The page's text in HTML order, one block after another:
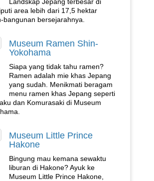
area lebih dari 17,5 hektar
bersejarahnya.
Museum Ramen Shin-
Yokohama
Siapa yang tidak tahu ramen?
Ramen adalah mie khas Jepang
yang sudah. Menikmati beragam
menu ramen khas Jepang seperti
dan Komurasaki di Museum
Museum Little Prince
Hakone
Bingung mau kemana sewaktu
liburan di Hakone? Ayuk ke
Museum Little Prince Hakone,